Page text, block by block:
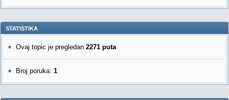
STATISTIKA
Ovaj topic je pregledan 2271 puta
Broj poruka: 1